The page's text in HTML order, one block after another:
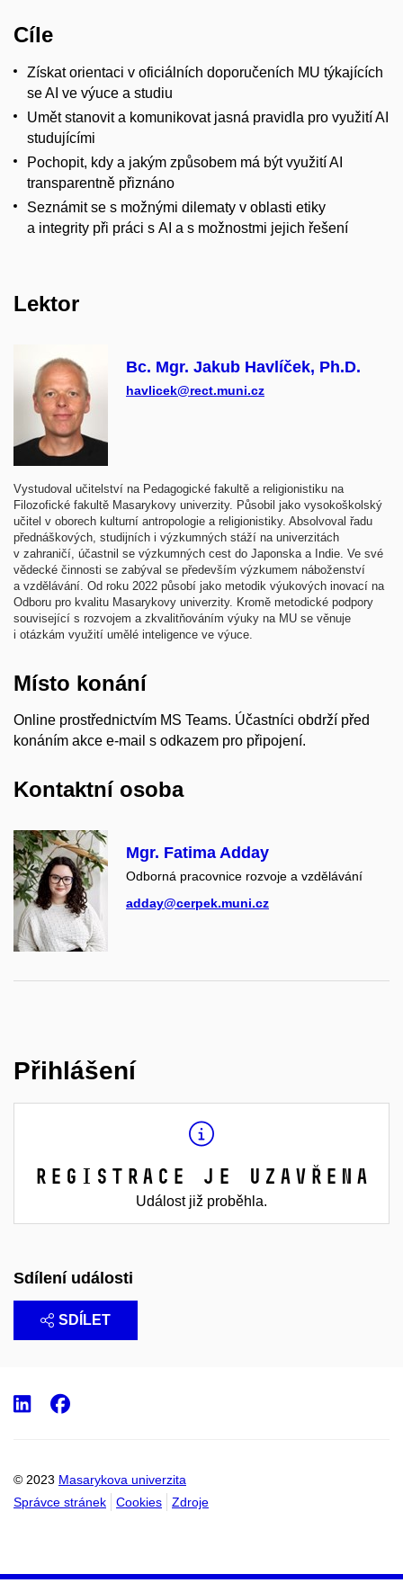
Cíle
Získat orientaci v oficiálních doporučeních MU týkajících
se AI ve výuce a studiu
Umět stanovit a komunikovat jasná pravidla pro využití AI
studujícími
Pochopit, kdy a jakým způsobem má být využití AI
transparentně přiznáno
Seznámit se s možnými dilematy v oblasti etiky
a integrity při práci s AI a s možnostmi jejich řešení
Lektor
Bc. Mgr. Jakub Havlíček, Ph.D.
havlicek@rect.muni.cz
Vystudoval učitelství na Pedagogické fakultě a religionistiku na
Filozofické fakultě Masarykovy univerzity. Působil jako vysokoškolský
učitel v oborech kulturní antropologie a religionistiky. Absolvoval řadu
přednáškových, studijních i výzkumných stáží na univerzitách
v zahraničí, účastnil se výzkumných cest do Japonska a Indie. Ve své
vědecké činnosti se zabýval se především výzkumem náboženství
a vzdělávání. Od roku 2022 působí jako metodik výukových inovací na
Odboru pro kvalitu Masarykovy univerzity. Kromě metodické podpory
související s rozvojem a zkvalitňováním výuky na MU se věnuje
i otázkám využití umělé inteligence ve výuce.
Místo konání
Online prostřednictvím MS Teams. Účastníci obdrží před
konáním akce e-mail s odkazem pro připojení.
Kontaktní osoba
Mgr. Fatima Adday
Odborná pracovnice rozvoje a vzdělávání
adday@cerpek.muni.cz
Přihlášení
Registrace je uzavřena
Událost již proběhla.
Sdílení události
SDÍLET
© 2023 Masarykova univerzita
Správce stránek
Cookies Zdroje
LinkedIn
Facebook